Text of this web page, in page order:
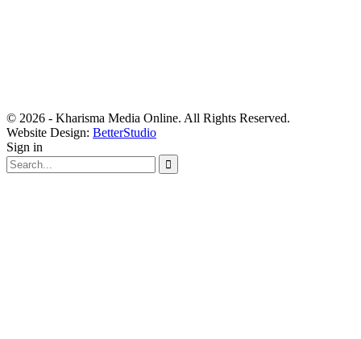
© 2026 - Kharisma Media Online. All Rights Reserved.
Website Design: BetterStudio
Sign in